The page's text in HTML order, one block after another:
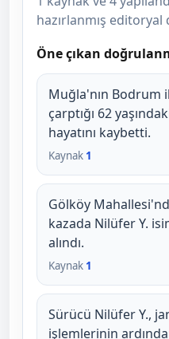
hazırlanmış
Öne çıkan
Muğla'nın Bodrum
çarptığı 62
hayatını kaybetti.
Kaynak 1
Gölköy
kazada Nilüfer Y.
alındı.
Kaynak 1
Sürücü Nilüfer Y.,
işlemlerinin